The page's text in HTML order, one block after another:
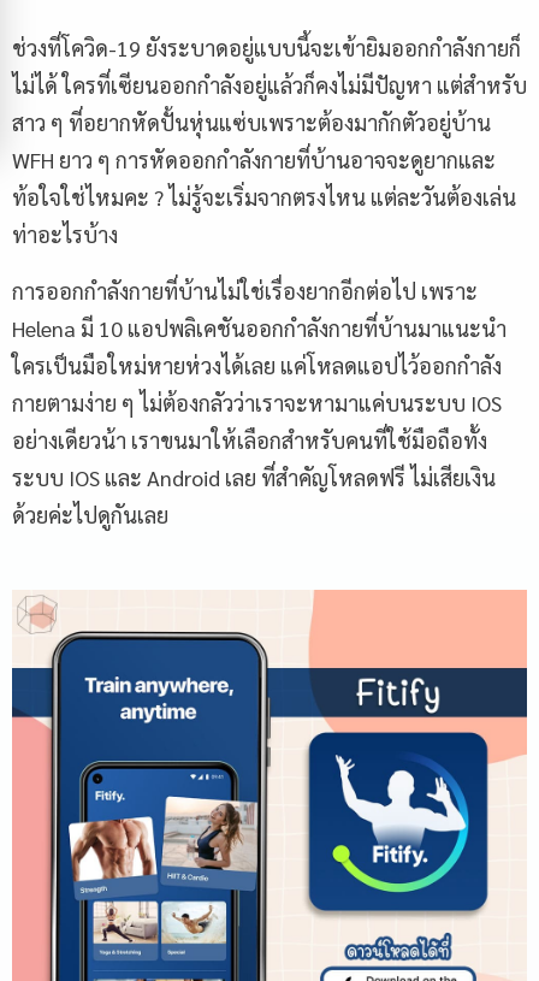
ช่วงที่โควิด-19 ยังระบาดอยู่แบบนี้จะเข้ายิมออกกำลังกายก็
ไม่ได้ ใครที่เซียนออกกำลังอยู่แล้วก็คงไม่มีปัญหา แต่สำหรับ
สาว ๆ ที่อยากหัดปั้นหุ่นแซ่บเพราะต้องมากักตัวอยู่บ้าน
WFH ยาว ๆ การหัดออกกำลังกายที่บ้านอาจจะดูยากและ
ท้อใจใช่ไหมคะ ? ไม่รู้จะเริ่มจากตรงไหน แต่ละวันต้องเล่น
ท่าอะไรบ้าง
การออกกำลังกายที่บ้านไม่ใช่เรื่องยากอีกต่อไป เพราะ
Helena มี 10 แอปพลิเคชันออกกำลังกายที่บ้านมาแนะนำ
ใครเป็นมือใหม่หายห่วงได้เลย แค่โหลดแอปไว้ออกกำลัง
กายตามง่าย ๆ ไม่ต้องกลัวว่าเราจะหามาแค่บนระบบ IOS
อย่างเดียวน้า เราขนมาให้เลือกสำหรับคนที่ใช้มือถือทั้ง
ระบบ IOS และ Android เลย ที่สำคัญโหลดฟรี ไม่เสียเงิน
ด้วยค่ะไปดูกันเลย